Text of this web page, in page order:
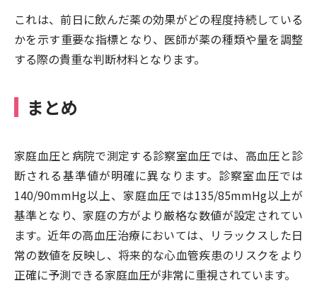
これは、前日に飲んだ薬の効果がどの程度持続している
かを示す重要な指標となり、医師が薬の種類や量を調整
する際の貴重な判断材料となります。
まとめ
家庭血圧と病院で測定する診察室血圧では、高血圧と診
断される基準値が明確に異なります。診察室血圧では
140/90mmHg以上、家庭血圧では135/85mmHg以上が
基準となり、家庭の方がより厳格な数値が設定されてい
ます。近年の高血圧治療においては、リラックスした日
常の数値を反映し、将来的な心血管疾患のリスクをより
正確に予測できる家庭血圧が非常に重視されています。